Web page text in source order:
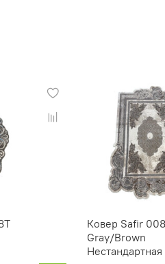
Ковер Safir
Gray/Brown
Нестандартная